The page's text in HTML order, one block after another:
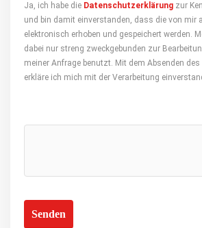
Ja, ich habe die Datenschutzerklärung zur
und bin damit einverstanden, dass die von mir
elektronisch erhoben und gespeichert werden.
dabei nur streng zweckgebunden zur
meiner Anfrage benutzt. Mit dem Absenden
erkläre ich mich mit der Verarbeitung